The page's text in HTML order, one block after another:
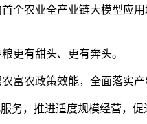
农业全产业链大模型应
有甜头、更有奔头。
农政策效能，全面落实产
，推进适度规模经营，促